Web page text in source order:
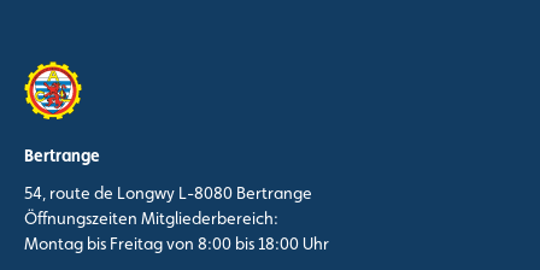
Bertrange
54, route de Longwy L-8080 Bertrange
Öffnungszeiten Mitgliederbereich:
Montag bis Freitag von 8:00 bis 18:00 Uhr